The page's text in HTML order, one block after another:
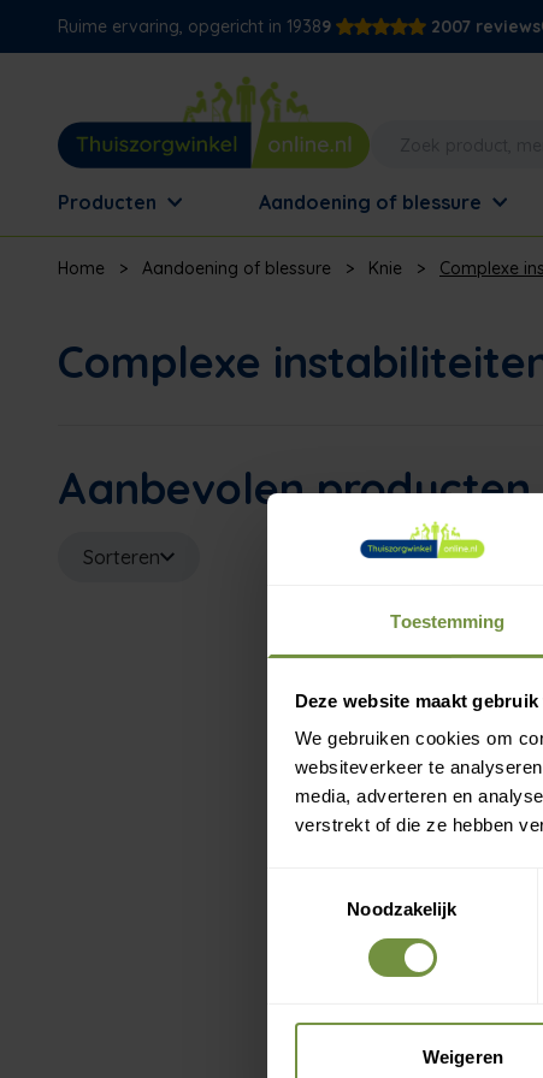
Toestemming
Deze website maakt
We gebruiken cookies om
websiteverkeer te
media, adverteren en
verstrekt of die ze hebben
Noodzakelijk
Weigeren
Ruime ervaring, opgericht in 19389 2007 reviews
Producten Aandoening of blessure
Home > Aandoening of blessure > Knie > Complexe
Complexe
Aanbevolen producten
Sorteren